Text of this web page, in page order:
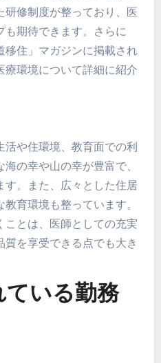
修制度が整っており、医
も期待できます。さらに
移住」マガジンに掲載され
療環境について詳細に紹介
や住環境、教育面での利
の幸や山の幸が豊富で、
。また、広々とした住居
育環境も整っています。
ことは、医師としての充実
を享受できる点でも大き
ている勤務